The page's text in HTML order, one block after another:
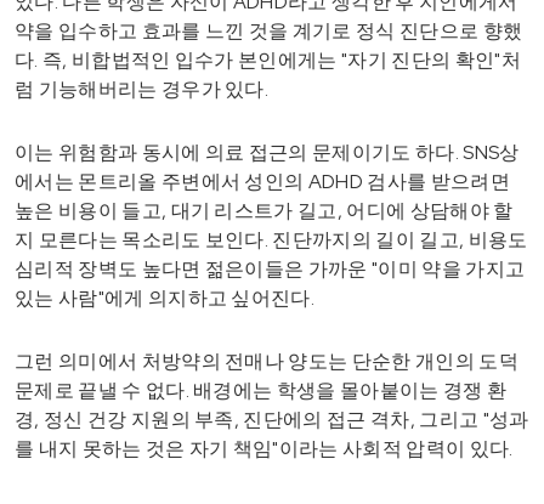
약을 입수하고 효과를 느낀 것을 계기로 정식 진단으로 향했
다. 즉, 비합법적인 입수가 본인에게는 "자기 진단의 확인"처
럼 기능해버리는 경우가 있다.
이는 위험함과 동시에 의료 접근의 문제이기도 하다. SNS상
에서는 몬트리올 주변에서 성인의 ADHD 검사를 받으려면
높은 비용이 들고, 대기 리스트가 길고, 어디에 상담해야 할
지 모른다는 목소리도 보인다. 진단까지의 길이 길고, 비용도
심리적 장벽도 높다면 젊은이들은 가까운 "이미 약을 가지고
있는 사람"에게 의지하고 싶어진다.
그런 의미에서 처방약의 전매나 양도는 단순한 개인의 도덕
문제로 끝낼 수 없다. 배경에는 학생을 몰아붙이는 경쟁 환
경, 정신 건강 지원의 부족, 진단에의 접근 격차, 그리고 "성과
를 내지 못하는 것은 자기 책임"이라는 사회적 압력이 있다.